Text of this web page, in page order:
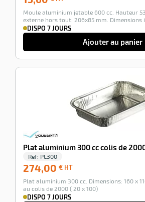
HT
Moule aluminium jetable 600 cc. Hauteur
externe hors tout: 206x85 mm. Dimensions
DISPO 7 JOURS
Ajouter au panier
Plat aluminium 300 cc colis de
Ref: PL300
274,00 € HT
HT
Plat aluminium 300 cc. Dimensions: 160 x
au colis de 2000 ( 20 x 100)
DISPO 7 JOURS